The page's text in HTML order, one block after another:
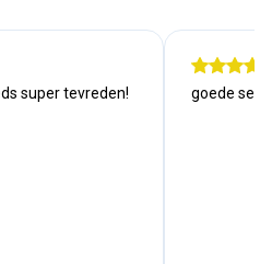
super tevreden! goede